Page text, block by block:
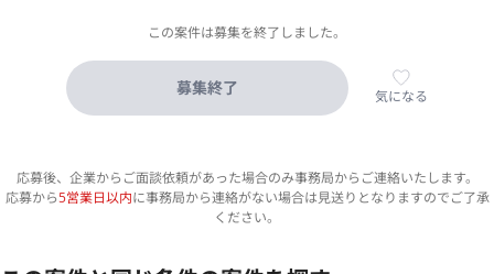
この案件は募集を終了しました。
募集終了 気になる
応募後、企業からご面談依頼があった場合のみ事務局からご連絡いたします。
応募から5営業日以内に事務局から連絡がない場合は見送りとなりますのでご了承
ください。